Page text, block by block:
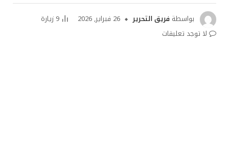
بواسطة فريق التحرير 26 فبراير, 2026 9 زيارة
لا توجد تعليقات